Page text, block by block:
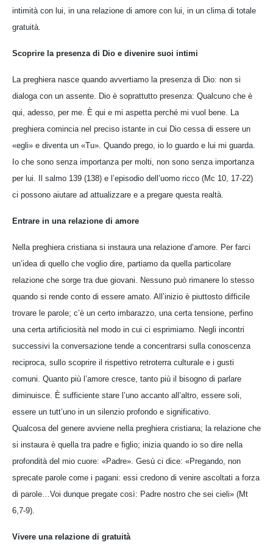
intimità con lui, in una relazione di amore con lui, in un clima di totale
gratuità.
Scoprire la presenza di Dio e divenire suoi intimi
La preghiera nasce quando avvertiamo la presenza di Dio: non si
dialoga con un assente. Dio è soprattutto presenza: Qualcuno che è
qui, adesso, per me. È qui e mi aspetta perché mi vuol bene. La
preghiera comincia nel preciso istante in cui Dio cessa di essere un
«egli» e diventa un «Tu». Quando prego, io lo guardo e lui mi guarda.
Io che sono senza importanza per molti, non sono senza importanza
per lui. Il salmo 139 (138) e l’episodio dell’uomo ricco (Mc 10, 17-22)
ci possono aiutare ad attualizzare e a pregare questa realtà.
Entrare in una relazione di amore
Nella preghiera cristiana si instaura una relazione d’amore. Per farci
un’idea di quello che voglio dire, partiamo da quella particolare
relazione che sorge tra due giovani. Nessuno può rimanere lo stesso
quando si rende conto di essere amato. All’inizio è piuttosto difficile
trovare le parole; c’è un certo imbarazzo, una certa tensione, perfino
una certa artificiosità nel modo in cui ci esprimiamo. Negli incontri
successivi la conversazione tende a concentrarsi sulla conoscenza
reciproca, sullo scoprire il rispettivo retroterra culturale e i gusti
comuni. Quanto più l’amore cresce, tanto più il bisogno di parlare
diminuisce. È sufficiente stare l’uno accanto all’altro, essere soli,
essere un tutt’uno in un silenzio profondo e significativo.
Qualcosa del genere avviene nella preghiera cristiana; la relazione che
si instaura è quella tra padre e figlio; inizia quando io so dire nella
profondità del mio cuore: «Padre». Gesù ci dice: «Pregando, non
sprecate parole come i pagani: essi credono di venire ascoltati a forza
di parole…Voi dunque pregate così: Padre nostro che sei cieli» (Mt
6,7-9).
Vivere una relazione di gratuità